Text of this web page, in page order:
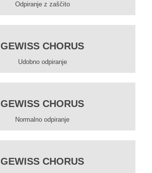
Odpiranje z zaščito
GEWISS CHORUS
Udobno odpiranje
GEWISS CHORUS
Normalno odpiranje
GEWISS CHORUS